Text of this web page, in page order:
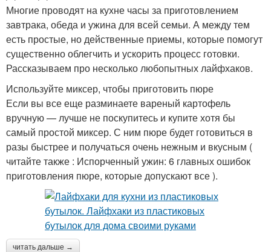
Многие проводят на кухне часы за приготовлением
завтрака, обеда и ужина для всей семьи. А между тем
есть простые, но действенные приемы, которые помогут
существенно облегчить и ускорить процесс готовки.
Рассказываем про несколько любопытных лайфхаков.
Используйте миксер, чтобы приготовить пюре
Если вы все еще разминаете вареный картофель
вручную — лучше не поскупитесь и купите хотя бы
самый простой миксер. С ним пюре будет готовиться в
разы быстрее и получаться очень нежным и вкусным (
читайте также : Испорченный ужин: 6 главных ошибок
приготовления пюре, которые допускают все ).
читать дальше →